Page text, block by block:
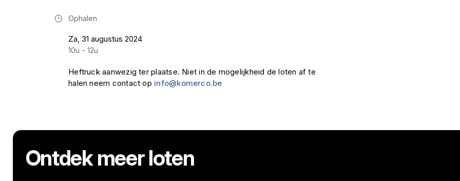
Ophalen
Za, 31 augustus 2024
10u - 12u
Heftruck aanwezig ter plaatse. Niet in de mogelijkheid de loten af te
halen neem contact op info@komerco.be
Ontdek meer loten